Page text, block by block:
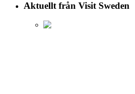
Aktuellt från Visit Sweden